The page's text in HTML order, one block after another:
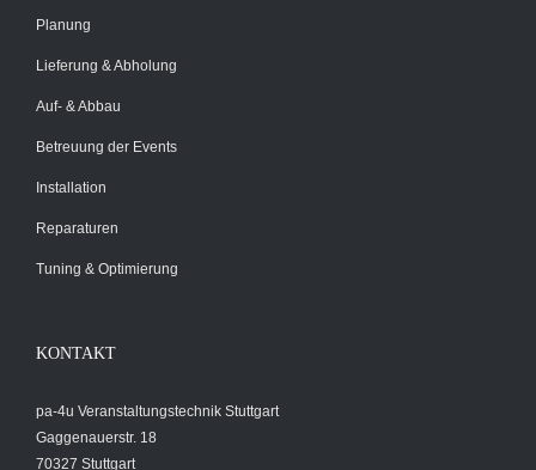
Planung
Lieferung & Abholung
Auf- & Abbau
Betreuung der Events
Installation
Reparaturen
Tuning & Optimierung
KONTAKT
pa-4u Veranstaltungstechnik Stuttgart
Gaggenauerstr. 18
70327 Stuttgart